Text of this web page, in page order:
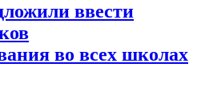
ввести
во всех школах